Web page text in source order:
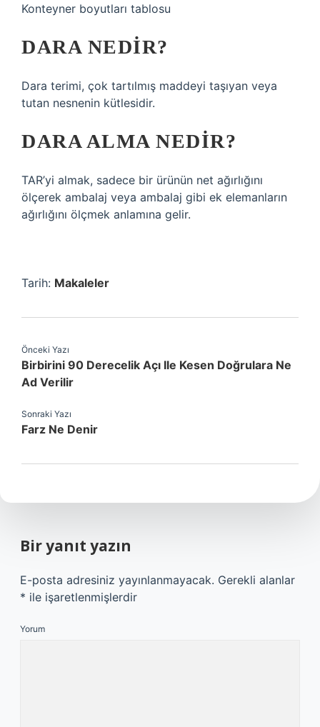
Konteyner boyutları tablosu
DARA NEDIR?
Dara terimi, çok tartılmış maddeyi taşıyan veya
tutan nesnenin kütlesidir.
DARA ALMA NEDIR?
TAR’yi almak, sadece bir ürünün net ağırlığını
ölçerek ambalaj veya ambalaj gibi ek elemanların
ağırlığını ölçmek anlamına gelir.
Tarih: Makaleler
Önceki Yazı
Birbirini 90 Derecelik Açı Ile Kesen Doğrulara Ne
Ad Verilir
Sonraki Yazı
Farz Ne Denir
Bir yanıt yazın
E-posta adresiniz yayınlanmayacak. Gerekli alanlar
* ile işaretlenmişlerdir
Yorum